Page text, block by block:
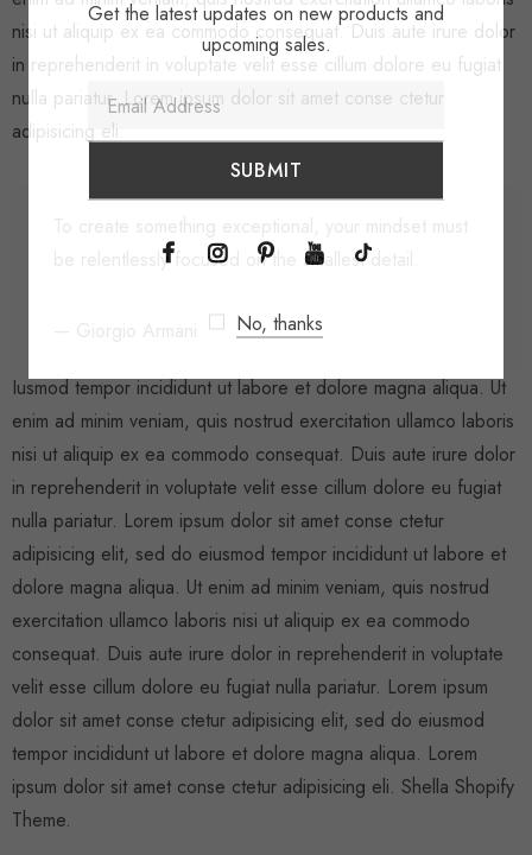
nisi ut aliquip ex ea commodo consequat. Duis aute irure dolor
in reprehenderit in voluptate velit esse cillum dolore eu fugiat
nulla pariatur. Lorem ipsum dolor sit amet conse ctetur
adipisicing eli.
be relentlessly focused on the smallest detail.
Iusmod tempor incididunt ut labore et dolore magna aliqua. Ut
enim ad minim veniam, quis nostrud exercitation ullamco laboris
nisi ut aliquip ex ea commodo consequat. Duis aute irure dolor
in reprehenderit in voluptate velit esse cillum dolore eu fugiat
nulla pariatur. Lorem ipsum dolor sit amet conse ctetur
adipisicing elit, sed do eiusmod tempor incididunt ut labore et
dolore magna aliqua. Ut enim ad minim veniam, quis nostrud
exercitation ullamco laboris nisi ut aliquip ex ea commodo
consequat. Duis aute irure dolor in reprehenderit in voluptate
velit esse cillum dolore eu fugiat nulla pariatur. Lorem ipsum
dolor sit amet conse ctetur adipisicing elit, sed do eiusmod
tempor incididunt ut labore et dolore magna aliqua. Lorem
ipsum dolor sit amet conse ctetur adipisicing eli. Shella Shopify
Theme.
Get the latest updates on new products and
upcoming sales.
No, thanks